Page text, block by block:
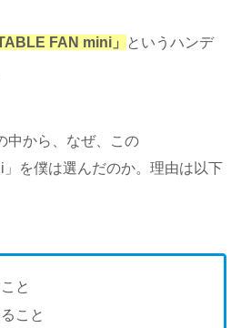
FAN mini」
というハンデ
中から、なぜ、この
」を僕は選んだのか。理由は以下
と
こと